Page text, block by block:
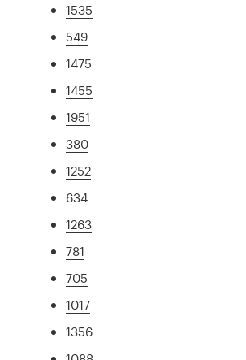
1535
549
1475
1455
1951
380
1252
634
1263
781
705
1017
1356